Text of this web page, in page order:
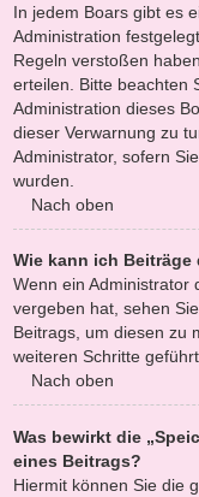
In jedem Boars gibt es
Administration
Regeln verstoßen
erteilen. Bitte beachten
Administration dieses
dieser Verwarnung zu
Administrator, sofern
wurden.
Nach oben
Wie kann ich Beiträge
Wenn ein Administrator
vergeben hat, sehen
Beitrags, um diesen zu
weiteren Schritte
Nach oben
Was bewirkt die
eines Beitrags?
Hiermit können Sie die